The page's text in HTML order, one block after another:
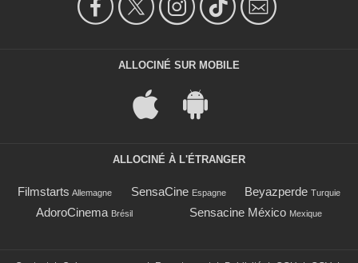
ALLOCINÉ SUR MOBILE
ALLOCINÉ À L'ÉTRANGER
Filmstarts Allemagne SensaCine Espagne Beyazperde Turquie
AdoroCinema Brésil Sensacine México Mexique